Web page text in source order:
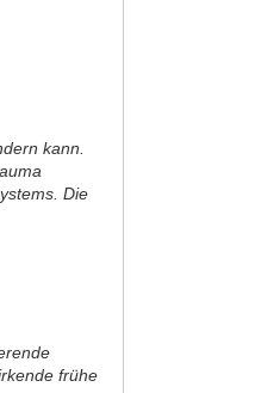
kann.
Die
frühe